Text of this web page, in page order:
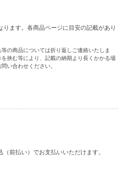
ます。各商品ページに目安の記載があり
の商品については折り返しご連絡いたしま
挟む等により、記載の納期より長くかかる場
い合わせください。
前払い）でお支払いいただけます。